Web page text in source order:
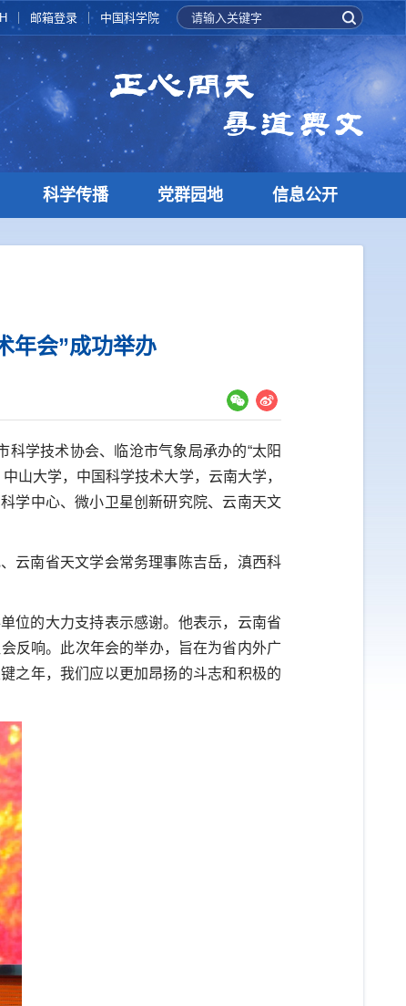
邮箱登录 中国科学院
科学传播 党群园地 信息公开
年会”成功举办
学技术协会、临沧市气象局承办的“太阳
山大学，中国科学技术大学，云南大学，
学中心、微小卫星创新研究院、云南天文
云南省天文学会常务理事陈吉岳，滇西科
位的大力支持表示感谢。他表示，云南省
反响。此次年会的举办，旨在为省内外广
之年，我们应以更加昂扬的斗志和积极的